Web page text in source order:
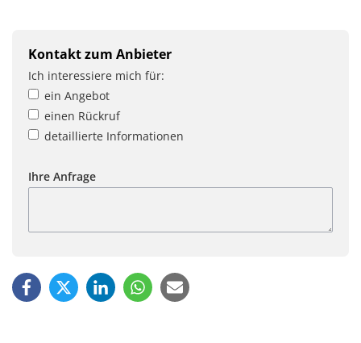
Kontakt zum Anbieter
Ich interessiere mich für:
ein Angebot
einen Rückruf
detaillierte Informationen
Ihre Anfrage